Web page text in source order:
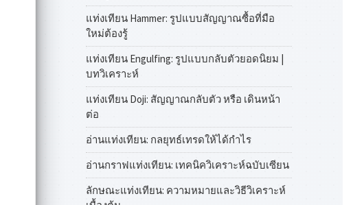
แท่งเทียน Hammer: รูปแบบสัญญาณซื้อที่มือ
ใหม่ต้องรู้
แท่งเทียน Engulfing: รูปแบบกลับตัวยอดนิยม |
บทวิเคราะห์
แท่งเทียน Doji: สัญญาณกลับตัว หรือ เดินหน้า
ต่อ
อ่านแท่งเทียน: กลยุทธ์เทรดให้ได้กำไร
อ่านกราฟแท่งเทียน: เทคนิควิเคราะห์ฉบับเซียน
ลักษณะแท่งเทียน: ความหมายและวิธีวิเคราะห์